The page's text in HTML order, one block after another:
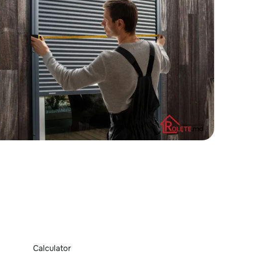
Calculator